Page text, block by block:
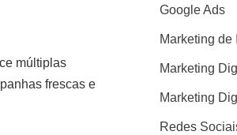
múltiplas
frescas e
Google Ads
Marketing de
Marketing
Marketing
Redes